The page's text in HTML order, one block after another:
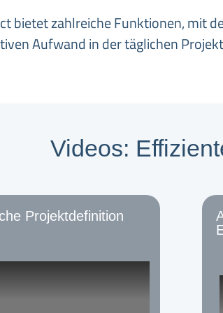
bietet zahlreiche Funktionen, mit
Aufwand in der täglichen
Videos:
Projektdefinition